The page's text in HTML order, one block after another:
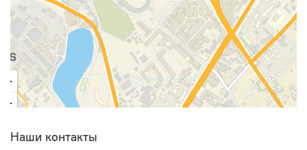
Наши контакты